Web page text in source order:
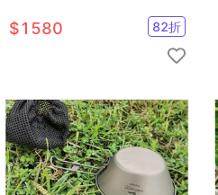
$1580 82折